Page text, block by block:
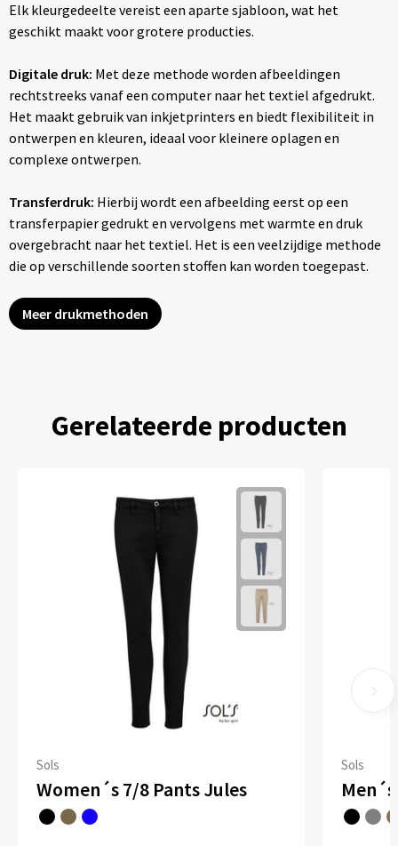
Elk kleurgedeelte vereist een aparte sjabloon, wat het
geschikt maakt voor grotere producties.
Digitale druk: Met deze methode worden afbeeldingen
rechtstreeks vanaf een computer naar het textiel afgedrukt.
Het maakt gebruik van inkjetprinters en biedt flexibiliteit in
ontwerpen en kleuren, ideaal voor kleinere oplagen en
complexe ontwerpen.
Transferdruk: Hierbij wordt een afbeelding eerst op een
transferpapier gedrukt en vervolgens met warmte en druk
overgebracht naar het textiel. Het is een veelzijdige methode
die op verschillende soorten stoffen kan worden toegepast.
Meer drukmethoden
Gerelateerde producten
Sols
Women´s 7/8 Pants Jules
Sols